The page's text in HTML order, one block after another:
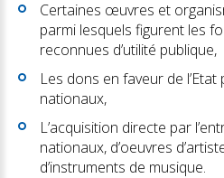
Certaines œuvres et
parmi lesquels figurent les
reconnues d’utilité publique,
Les dons en faveur de
nationaux,
L’acquisition directe par
nationaux, d’oeuvres
d’instruments de musique.